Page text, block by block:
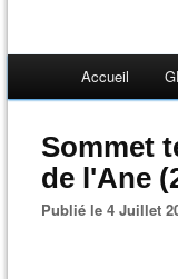
Accueil
Sommet
de l'Ane
Publié le 4 Juillet